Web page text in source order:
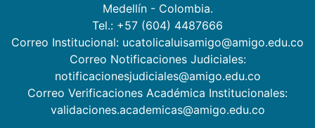
Medellín - Colombia.
Tel.: +57 (604) 4487666
Correo Institucional: ucatolicaluisamigo@amigo.edu.co
Correo Notificaciones Judiciales:
notificacionesjudiciales@amigo.edu.co
Correo Verificaciones Académica Institucionales:
validaciones.academicas@amigo.edu.co